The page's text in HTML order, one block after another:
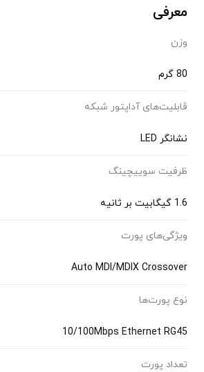
معرفی
وزن
80 گرم
قابلیت‌های آداپتور شبکه
نشانگر LED
ظرفیت سوییچینگ
1.6 گیگابیت بر ثانیه
ویژگی‌های پورت
Auto MDI/MDIX Crossover
نوع پورت‌ها
10/100Mbps Ethernet RG45
تعداد پورت‌